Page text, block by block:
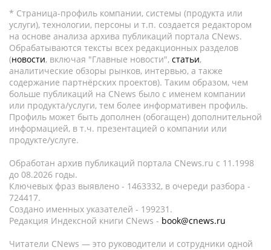
* Страница-профиль компании, системы (продукта или
услуги), технологии, персоны и т.п. создается редактором
на основе анализа архива публикаций портала CNews.
Обрабатываются тексты всех редакционных разделов
(новости, включая "Главные новости", статьи,
аналитические обзоры рынков, интервью, а также
содержание партнёрских проектов). Таким образом, чем
больше публикаций на CNews было с именем компании
или продукта/услуги, тем более информативен профиль.
Профиль может быть дополнен (обогащен) дополнительной
информацией, в т.ч. презентацией о компании или
продукте/услуге.
Обработан архив публикаций портала CNews.ru c 11.1998
до 08.2026 годы.
Ключевых фраз выявлено - 1463332, в очереди разбора -
724417.
Создано именных указателей - 199231.
Редакция Индексной книги CNews - book@cnews.ru
Читатели CNews — это руководители и сотрудники одной